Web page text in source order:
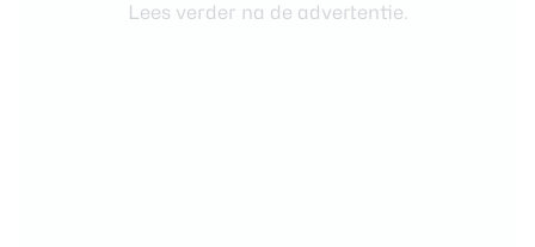
Lees verder na de advertentie.